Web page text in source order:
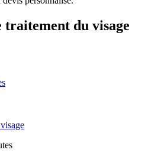
traitement du visage